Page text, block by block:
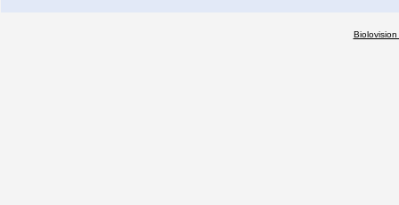
Biolovision